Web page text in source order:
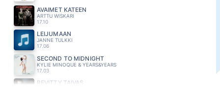
AVAIMET KÄTEEN
ARTTU WISKARI
17.10
LEIJUMAAN
JANNE TULKKI
17.06
SECOND TO MIDNIGHT
KYLIE MINOQUE & YEARS&YEARS
17.03
REVITTY TAIVAS